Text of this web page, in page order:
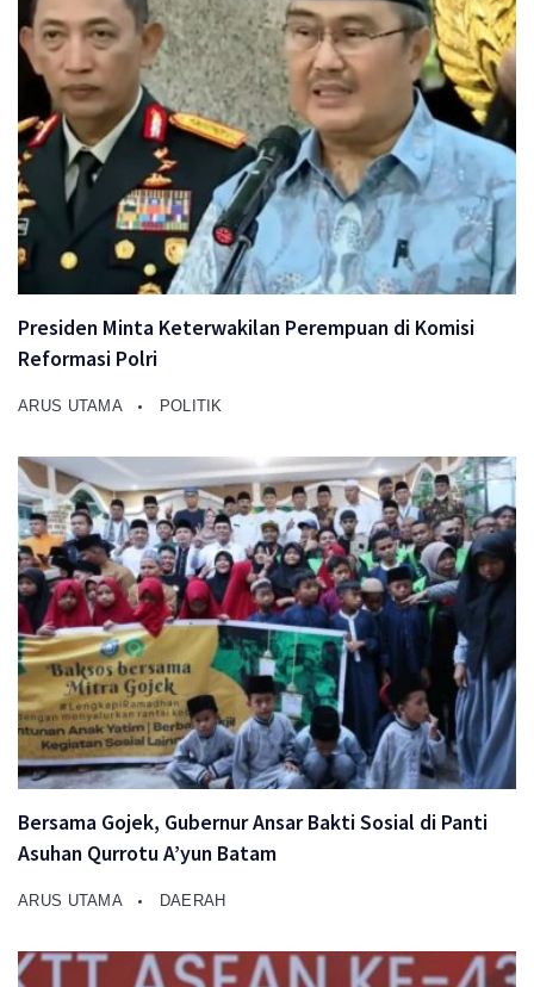
Presiden Minta Keterwakilan Perempuan di Komisi
Reformasi Polri
ARUS UTAMA POLITIK
Bersama Gojek, Gubernur Ansar Bakti Sosial di Panti
Asuhan Qurrotu A’yun Batam
ARUS UTAMA DAERAH